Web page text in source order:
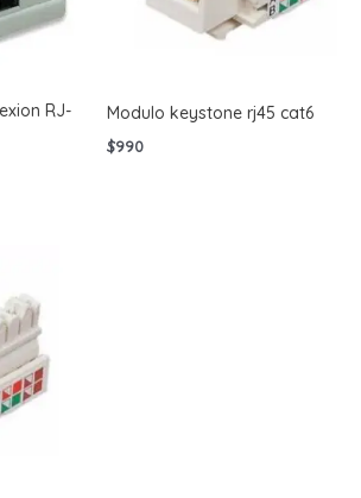
RJ-
Modulo keystone rj45 cat6
$990